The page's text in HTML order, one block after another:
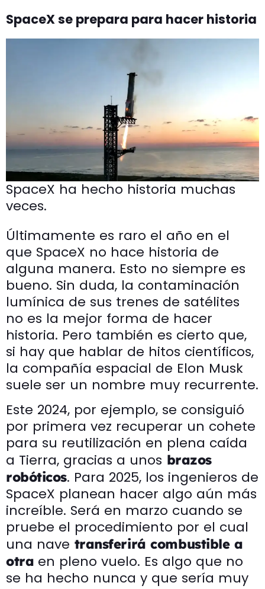
SpaceX se prepara para hacer historia
SpaceX ha hecho historia muchas
veces.
Últimamente es raro el año en el
que SpaceX no hace historia de
alguna manera. Esto no siempre es
bueno. Sin duda, la contaminación
lumínica de sus trenes de satélites
no es la mejor forma de hacer
historia. Pero también es cierto que,
si hay que hablar de hitos científicos,
la compañía espacial de Elon Musk
suele ser un nombre muy recurrente.
Este 2024, por ejemplo, se consiguió
por primera vez recuperar un cohete
para su reutilización en plena caída
a Tierra, gracias a unos brazos
robóticos. Para 2025, los ingenieros de
SpaceX planean hacer algo aún más
increíble. Será en marzo cuando se
pruebe el procedimiento por el cual
una nave transferirá combustible a
otra en pleno vuelo. Es algo que no
se ha hecho nunca y que sería muy